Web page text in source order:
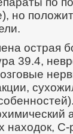
но
острая
39.4,
находок, С-